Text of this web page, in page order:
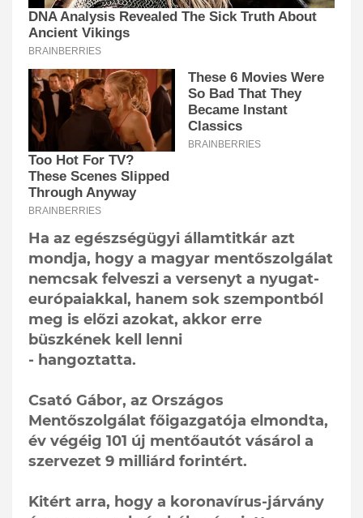
Ha az egészségügyi államtitkár azt
mondja, hogy a magyar mentőszolgálat
nemcsak felveszi a versenyt a nyugat-
európaiakkal, hanem sok szempontból
meg is előzi azokat, akkor erre
büszkének kell lenni
- hangoztatta.
Csató Gábor, az Országos
Mentőszolgálat főigazgatója elmondta,
év végéig 101 új mentőautót vásárol a
szervezet 9 milliárd forintért.
Kitért arra, hogy a koronavírus-járvány